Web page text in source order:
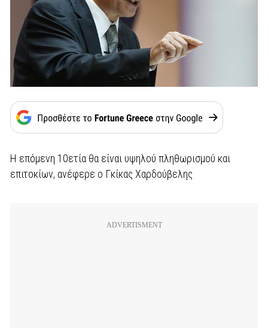
Η επόμενη 10ετία θα είναι υψηλού πληθωρισμού και
επιτοκίων, ανέφερε ο Γκίκας Χαρδούβελης